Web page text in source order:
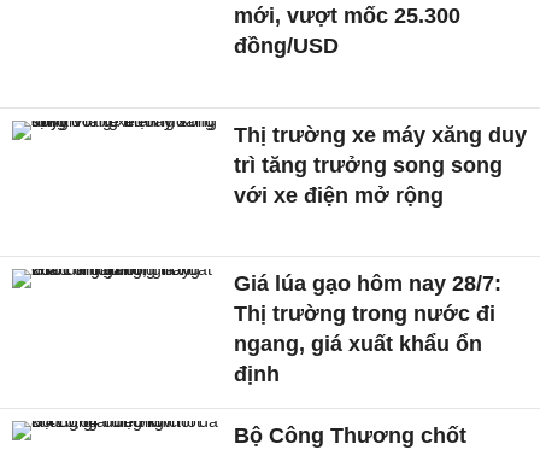
mới, vượt mốc 25.300
đồng/USD
Thị trường xe máy xăng duy
trì tăng trưởng song song
với xe điện mở rộng
Giá lúa gạo hôm nay 28/7:
Thị trường trong nước đi
ngang, giá xuất khẩu ổn
định
Bộ Công Thương chốt